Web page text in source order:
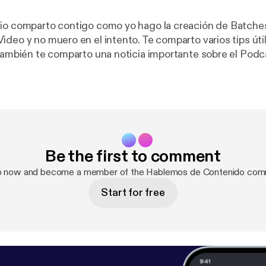
comparto contigo como yo hago la creación de
y no muero en el intento. Te comparto varios tips
te comparto una noticia importante sobre el Podcast.
https://www.instagram.com/
A Pro PR [https://www.facebook.com/likeapropr
Y no
--- Send in a
Be the first to comment
now and become a member of the Hablemos de Contenido
Start for free